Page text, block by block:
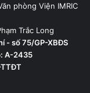
phòng Viện IMRIC
Trắc Long
- số 75/GP-XBĐS
A-2435